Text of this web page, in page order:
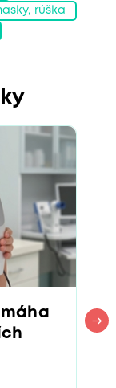
rúška